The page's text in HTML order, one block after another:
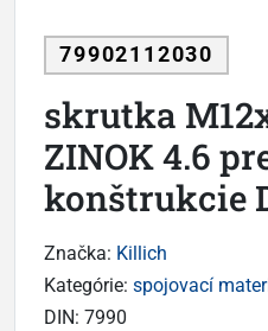
79902112030
skrutka
ZINOK 4.6
konštrukcie
Značka: Killich
Kategórie: spojovací
DIN: 7990